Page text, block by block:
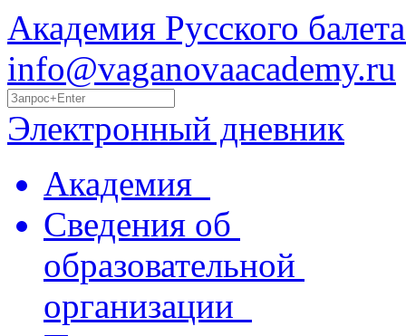
Академия Русского
info@vaganovaacademy.ru
Электронный дневник
Академия
Сведения об
образовательной
организации